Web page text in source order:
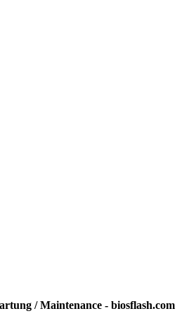
/ Maintenance - biosflash.com